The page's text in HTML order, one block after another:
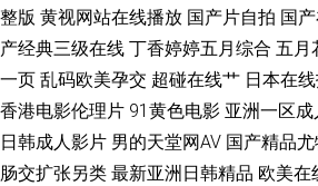
97超碰资源共享 免费电影大全免费电影 在线免
产96 日本黄色大片网站 91蝌蚪色情 福利AV电
自慰 亚州天堂鲁丝片 花蝴蝶免费观看全集 无码
整版 黄视网站在线播放 国产片自拍 国
产经典三级在线 丁香婷婷五月综合 五月
一页 乱码欧美孕交 超碰在线艹 日本在
香港电影伦理片 91黄色电影 亚洲一区成
日韩成人影片 男的天堂网AV 国产精品
肠交扩张另类 最新亚洲日韩精品 欧美在